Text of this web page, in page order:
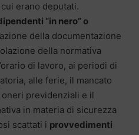
erano deputati.
“in nero” o
della documentazione
della normativa
di lavoro, ai periodi di
alle ferie, il mancato
previdenziali e il
in materia di sicurezza
scattati i provvedimenti